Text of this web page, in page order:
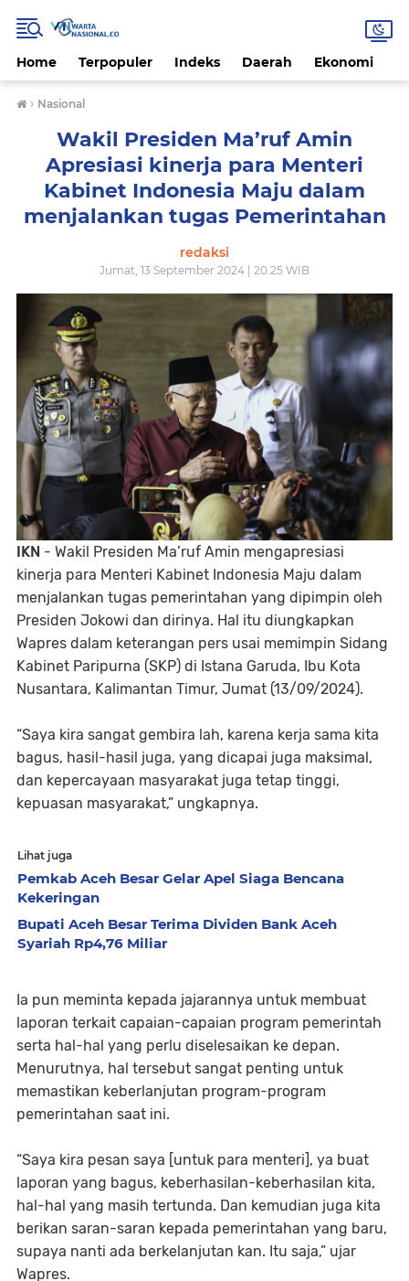
Home Terpopuler Indeks Daerah Ekonomi
› Nasional
Wakil Presiden Ma’ruf Amin
Apresiasi kinerja para Menteri
Kabinet Indonesia Maju dalam
menjalankan tugas Pemerintahan
redaksi
Jumat, 13 September 2024 | 20.25 WIB
IKN - Wakil Presiden Ma’ruf Amin mengapresiasi
kinerja para Menteri Kabinet Indonesia Maju dalam
menjalankan tugas pemerintahan yang dipimpin oleh
Presiden Jokowi dan dirinya. Hal itu diungkapkan
Wapres dalam keterangan pers usai memimpin Sidang
Kabinet Paripurna (SKP) di Istana Garuda, Ibu Kota
Nusantara, Kalimantan Timur, Jumat (13/09/2024).
“Saya kira sangat gembira lah, karena kerja sama kita
bagus, hasil-hasil juga, yang dicapai juga maksimal,
dan kepercayaan masyarakat juga tetap tinggi,
kepuasan masyarakat,” ungkapnya.
Lihat juga
Pemkab Aceh Besar Gelar Apel Siaga Bencana
Kekeringan
Bupati Aceh Besar Terima Dividen Bank Aceh
Syariah Rp4,76 Miliar
Ia pun meminta kepada jajarannya untuk membuat
laporan terkait capaian-capaian program pemerintah
serta hal-hal yang perlu diselesaikan ke depan.
Menurutnya, hal tersebut sangat penting untuk
memastikan keberlanjutan program-program
pemerintahan saat ini.
“Saya kira pesan saya [untuk para menteri], ya buat
laporan yang bagus, keberhasilan-keberhasilan kita,
hal-hal yang masih tertunda. Dan kemudian juga kita
berikan saran-saran kepada pemerintahan yang baru,
supaya nanti ada berkelanjutan kan. Itu saja,” ujar
Wapres.